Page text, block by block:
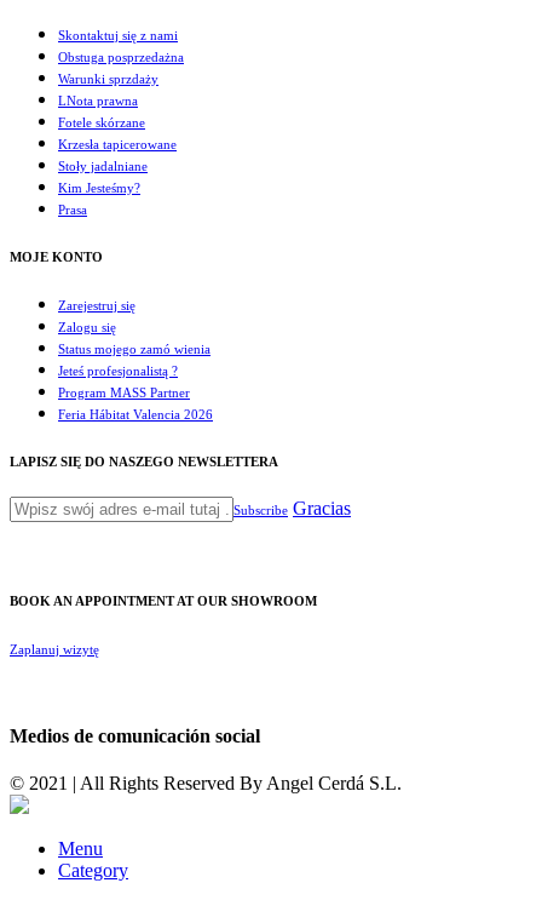
Skontaktuj się z nami
Obstuga posprzedażna
Warunki sprzdaży
LNota prawna
Fotele skórzane
Krzesła tapicerowane
Stoły jadalniane
Kim Jesteśmy?
Prasa
MOJE KONTO
Zarejestruj się
Zalogu się
Status mojego zamó wienia
Jeteś profesjonalistą ?
Program MASS Partner
Feria Hábitat Valencia 2026
LAPISZ SIĘ DO NASZEGO NEWSLETTERA
Subscribe Gracias
BOOK AN APPOINTMENT AT OUR SHOWROOM
Zaplanuj wizytę
Medios de comunicación social
© 2021 | All Rights Reserved By Angel Cerdá S.L.
Menu
Category